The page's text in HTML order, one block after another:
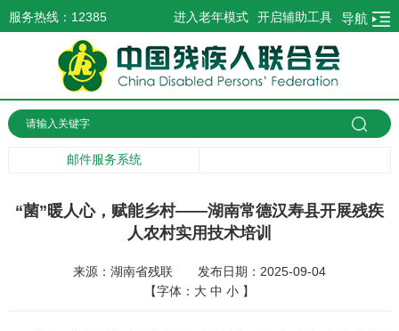
服务热线：12385 导航
开启辅助工具
进入老年模式
邮件服务系统
“菌”暖人心，赋能乡村——湖南常德汉寿县开展残疾
人农村实用技术培训
来源：湖南省残联
发布日期：2025-09-04
【字体： 大 中 小 】